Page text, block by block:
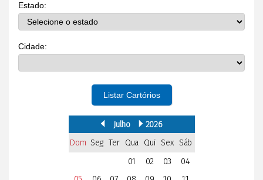
Estado:
Cidade:
Listar Cartórios